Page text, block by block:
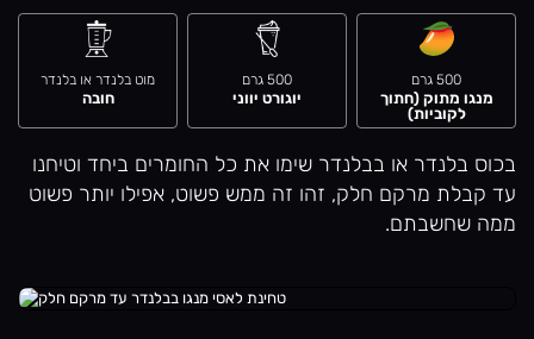
500 גרם
מנגו מתוק (חתוך
לקוביות)
500 גרם
יוגורט יווני
מוט בלנדר או בלנדר
חובה
בכוס בלנדר או בבלנדר שימו את כל החומרים ביחד וטיחנו
עד קבלת מרקם חלק, זהו זה ממש פשוט, אפילו יותר פשוט
ממה שחשבתם.